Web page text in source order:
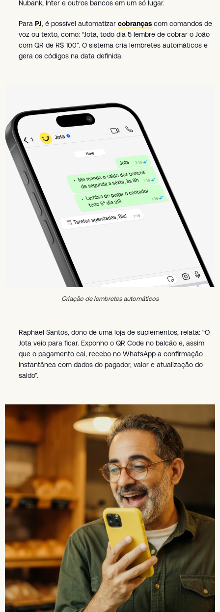
Nubank, Inter e outros bancos em um só lugar.
Para PJ, é possível automatizar cobranças com comandos de
voz ou texto, como: “Jota, todo dia 5 lembre de cobrar o João
com QR de R$ 100”. O sistema cria lembretes automáticos e
gera os códigos na data definida.
Criação de lembretes automáticos
Raphael Santos, dono de uma loja de suplementos, relata: “O
Jota veio para ficar. Exponho o QR Code no balcão e, assim
que o pagamento cai, recebo no WhatsApp a confirmação
instantânea com dados do pagador, valor e atualização do
saldo”.